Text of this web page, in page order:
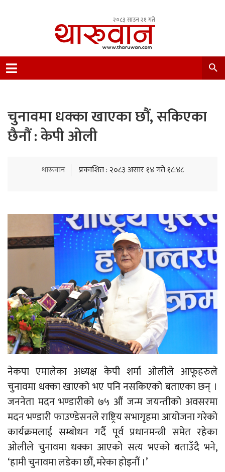
२०८३ साउन २१ गते
Nepal.
चुनावमा धक्का खाएका छौं, सकिएका
छैनौं : केपी ओली
थारूवान प्रकाशित : २०८३ असार १४ गते १८:४८
नेकपा एमालेका अध्यक्ष केपी शर्मा ओलीले आफूहरुले
चुनावमा धक्का खाएको भए पनि नसकिएको बताएका छन् ।
जननेता मदन भण्डारीको ७५ औं जन्म जयन्तीको अवसरमा
मदन भण्डारी फाउण्डेसनले राष्ट्रिय सभागृहमा आयोजना गरेको
कार्यक्रमलाई सम्बोधन गर्दै पूर्व प्रधानमन्त्री समेत रहेका
ओलीले चुनावमा धक्का आएको सत्य भएको बताउँदै भने,
‘हामी चुनावमा लडेका छौं, मरेका होइनौं ।’